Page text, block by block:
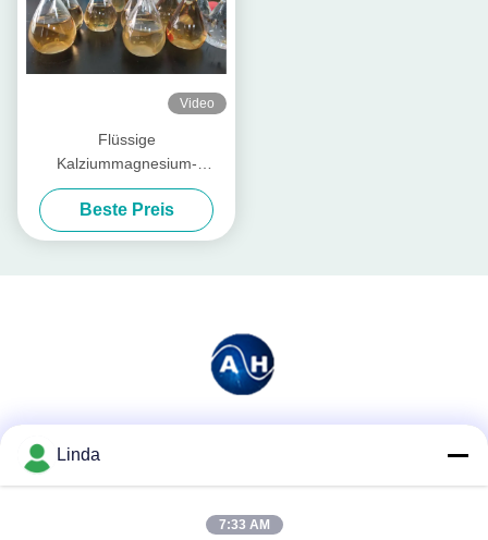
Video
Flüssige
Kalziummagnesium-
Düngemittel-Aminosäure
chelierte
Beste Preis
Linda
7:33 AM